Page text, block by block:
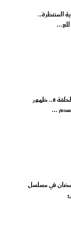
المنتظرة..
مسلسل حب محتمل الحلقة 8.. ظهور
...
في مسلسل